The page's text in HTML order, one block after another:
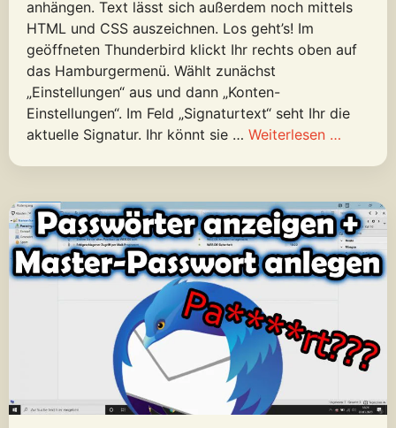
anhängen. Text lässt sich außerdem noch mittels
HTML und CSS auszeichnen. Los geht’s! Im
geöffneten Thunderbird klickt Ihr rechts oben auf
das Hamburgermenü. Wählt zunächst
„Einstellungen“ aus und dann „Konten-
Einstellungen“. Im Feld „Signaturtext“ seht Ihr die
aktuelle Signatur. Ihr könnt sie … Weiterlesen …